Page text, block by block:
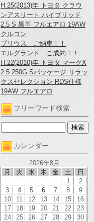
H.25(2013)年 トヨタ クラウ
ンアスリート ハイブリッド
2.5 S 黒革 フルエアロ 19AW
クルコン
プリウス ご納車！！
エルグランド ご成約！！
H.22(2010)年 トヨタ マークX
2.5 250G Sパッケージ リラッ
クスセレクション RDS仕様
19AW フルエアロ
フリーワード検索
カレンダー
2026年8月
月
火 水 木 金 土 日
1
2
3
4 5 6 7 8
9
10
11 12 13 14 15
16
17
18 19 20 21 22
23
24
25 26 27 28 29
30